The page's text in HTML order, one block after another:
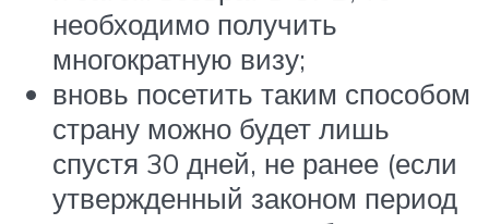
необходимо получить
многократную визу;
вновь посетить таким способом
страну можно будет лишь
спустя 30 дней, не ранее (если
утвержденный законом период